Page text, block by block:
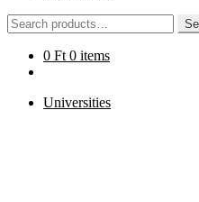
Search
for:
0 Ft 0 items
Universities